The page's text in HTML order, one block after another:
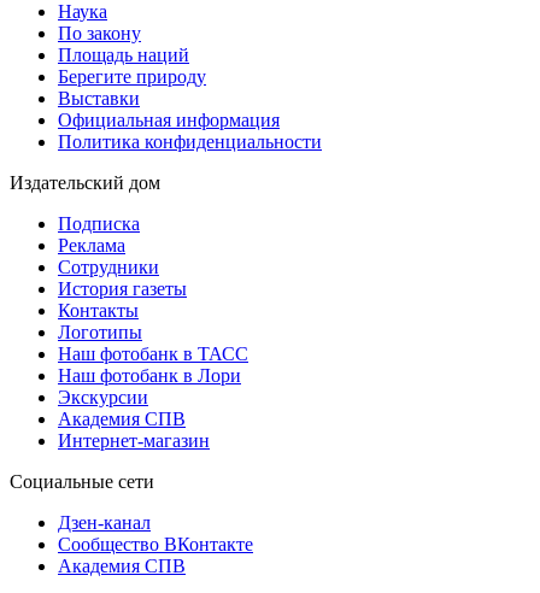
Наука
По закону
Площадь наций
Берегите природу
Выставки
Официальная информация
Политика конфиденциальности
Издательский дом
Подписка
Реклама
Сотрудники
История газеты
Контакты
Логотипы
Наш фотобанк в ТАСС
Наш фотобанк в Лори
Экскурсии
Академия СПВ
Интернет-магазин
Социальные сети
Дзен-канал
Сообщество ВКонтакте
Академия СПВ